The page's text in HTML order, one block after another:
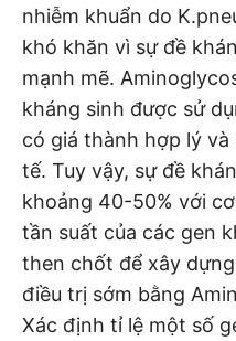
nhiễm khuẩn do
khó khăn vì sự đề
mạnh mẽ.
kháng sinh được sử
có giá thành hợp lý
tế. Tuy vậy, sự đề
khoảng 40-50% với
tần suất của các gen
then chốt để xây
điều trị sớm bằng
Xác định tỉ lệ một số